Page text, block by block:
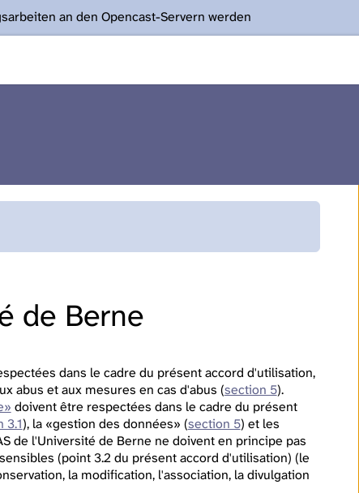
an den Opencast-Servern werden
de Berne
dans le cadre du présent accord d'utilisation,
abus et aux mesures en cas d'abus (section 5).
doivent être respectées dans le cadre du présent
3.1), la «gestion des données» (section 5) et les
de l'Université de Berne ne doivent en principe pas
(point 3.2 du présent accord d'utilisation) (le
la modification, l'association, la divulgation